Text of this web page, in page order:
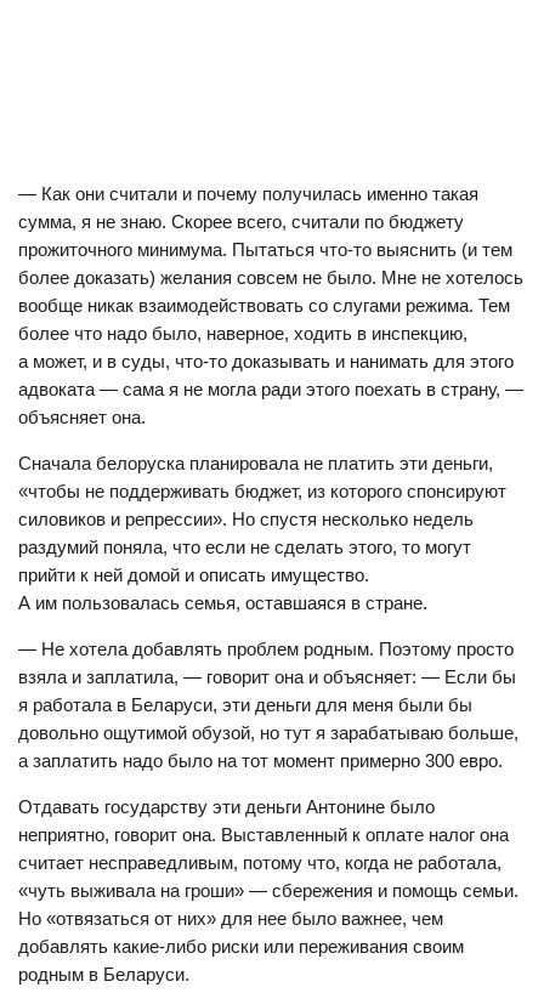
— Как они считали и почему получилась именно такая
сумма, я не знаю. Скорее всего, считали по бюджету
прожиточного минимума. Пытаться что-то выяснить (и тем
более доказать) желания совсем не было. Мне не хотелось
вообще никак взаимодействовать со слугами режима. Тем
более что надо было, наверное, ходить в инспекцию,
а может, и в суды, что-то доказывать и нанимать для этого
адвоката — сама я не могла ради этого поехать в страну, —
объясняет она.
Сначала белоруска планировала не платить эти деньги,
«чтобы не поддерживать бюджет, из которого спонсируют
силовиков и репрессии». Но спустя несколько недель
раздумий поняла, что если не сделать этого, то могут
прийти к ней домой и описать имущество.
А им пользовалась семья, оставшаяся в стране.
— Не хотела добавлять проблем родным. Поэтому просто
взяла и заплатила, — говорит она и объясняет: — Если бы
я работала в Беларуси, эти деньги для меня были бы
довольно ощутимой обузой, но тут я зарабатываю больше,
а заплатить надо было на тот момент примерно 300 евро.
Отдавать государству эти деньги Антонине было
неприятно, говорит она. Выставленный к оплате налог она
считает несправедливым, потому что, когда не работала,
«чуть выживала на гроши» — сбережения и помощь семьи.
Но «отвязаться от них» для нее было важнее, чем
добавлять какие-либо риски или переживания своим
родным в Беларуси.